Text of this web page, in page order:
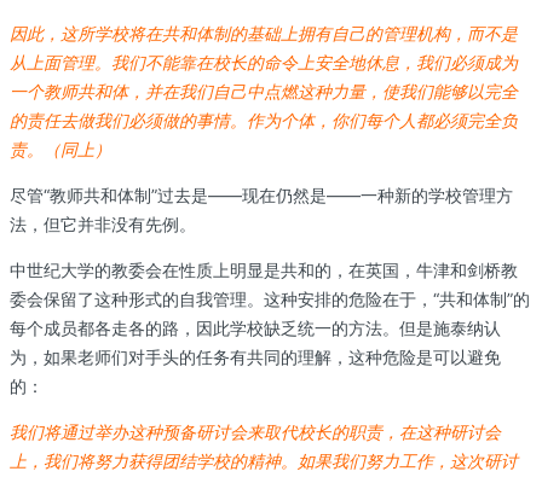
因此，这所学校将在共和体制的基础上拥有自己的管理机构，而不是
从上面管理。我们不能靠在校长的命令上安全地休息，我们必须成为
一个教师共和体，并在我们自己中点燃这种力量，使我们能够以完全
的责任去做我们必须做的事情。作为个体，你们每个人都必须完全负
责。（同上）
尽管“教师共和体制”过去是——现在仍然是——一种新的学校管理方
法，但它并非没有先例。
中世纪大学的教委会在性质上明显是共和的，在英国，牛津和剑桥教
委会保留了这种形式的自我管理。这种安排的危险在于，“共和体制”的
每个成员都各走各的路，因此学校缺乏统一的方法。但是施泰纳认
为，如果老师们对手头的任务有共同的理解，这种危险是可以避免
的：
我们将通过举办这种预备研讨会来取代校长的职责，在这种研讨会
上，我们将努力获得团结学校的精神。如果我们努力工作，这次研讨